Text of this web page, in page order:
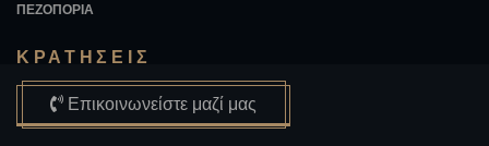
ΠΕΖΟΠΟΡΙΑ
ΚΡΑΤΗΣΕΙΣ
Επικοινωνείστε μαζί μας